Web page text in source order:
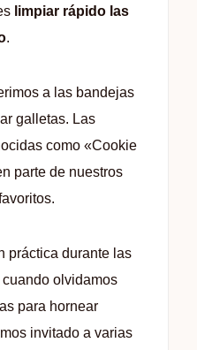
limpiar rápido las
.
a las bandejas
galletas. Las
como «Cookie
parte de nuestros
práctica durante las
olvidamos
para hornear
invitado a varias